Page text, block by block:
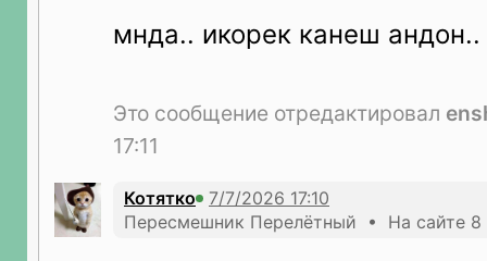
мнда.. икорек канеш андон..
Это сообщение отредактировал
17:11
Котятко
Пересмешник Перелётный • На сайте 8